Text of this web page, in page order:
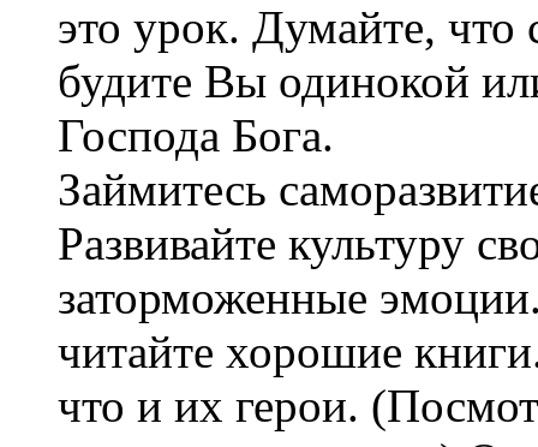
это урок. Думайте,
будите Вы одинокой
Господа Бога.
Займитесь
Развивайте культуру
заторможенные
читайте хорошие
что и их герои.